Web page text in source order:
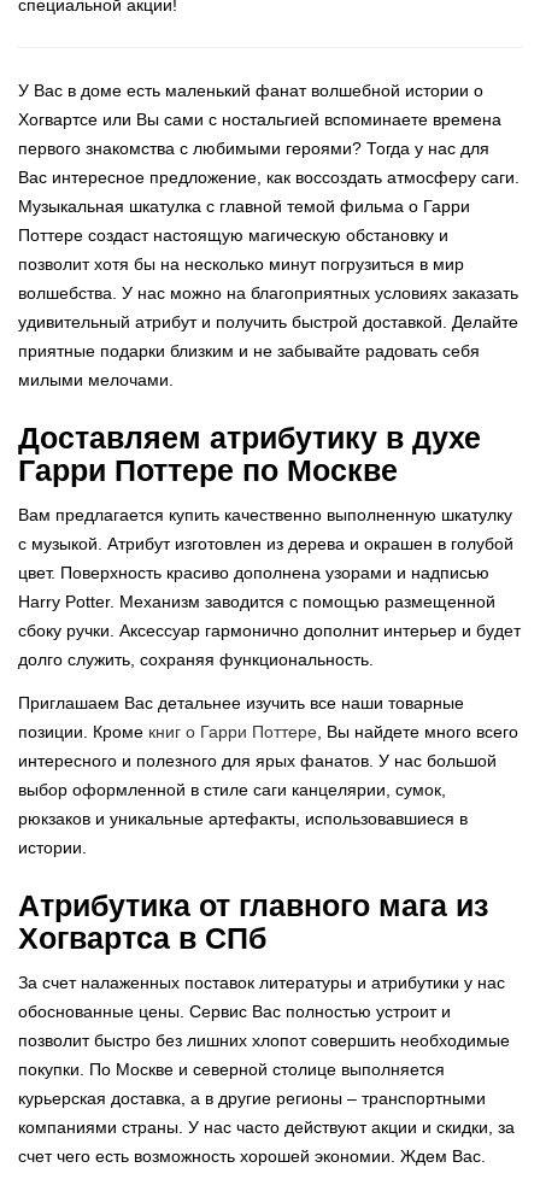
специальной акции!
У Вас в доме есть маленький фанат волшебной истории о
Хогвартсе или Вы сами с ностальгией вспоминаете времена
первого знакомства с любимыми героями? Тогда у нас для
Вас интересное предложение, как воссоздать атмосферу саги.
Музыкальная шкатулка с главной темой фильма о Гарри
Поттере создаст настоящую магическую обстановку и
позволит хотя бы на несколько минут погрузиться в мир
волшебства. У нас можно на благоприятных условиях заказать
удивительный атрибут и получить быстрой доставкой. Делайте
приятные подарки близким и не забывайте радовать себя
милыми мелочами.
Доставляем атрибутику в духе
Гарри Поттере по Москве
Вам предлагается купить качественно выполненную шкатулку
с музыкой. Атрибут изготовлен из дерева и окрашен в голубой
цвет. Поверхность красиво дополнена узорами и надписью
Harry Potter. Механизм заводится с помощью размещенной
сбоку ручки. Аксессуар гармонично дополнит интерьер и будет
долго служить, сохраняя функциональность.
Приглашаем Вас детальнее изучить все наши товарные
позиции. Кроме книг о Гарри Поттере , Вы найдете много всего
интересного и полезного для ярых фанатов. У нас большой
выбор оформленной в стиле саги канцелярии, сумок,
рюкзаков и уникальные артефакты, использовавшиеся в
истории.
Атрибутика от главного мага из
Хогвартса в СПб
За счет налаженных поставок литературы и атрибутики у нас
обоснованные цены. Сервис Вас полностью устроит и
позволит быстро без лишних хлопот совершить необходимые
покупки. По Москве и северной столице выполняется
курьерская доставка, а в другие регионы – транспортными
компаниями страны. У нас часто действуют акции и скидки, за
счет чего есть возможность хорошей экономии. Ждем Вас.